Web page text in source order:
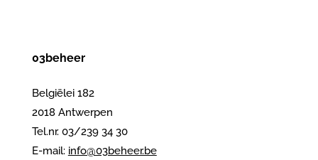
03beheer
Belgiëlei 182
2018 Antwerpen
Tel.nr. 03/239 34 30
E-mail: info@03beheer.be